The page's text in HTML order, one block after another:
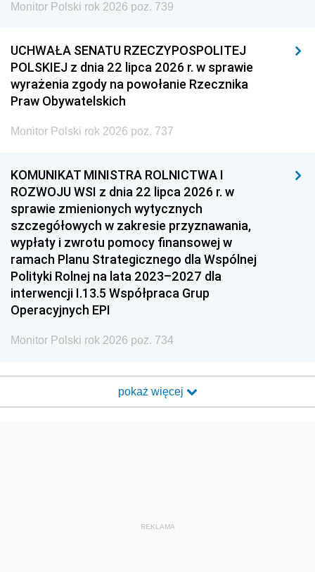
Monitor Polski rok 2026 poz. 739
UCHWAŁA SENATU RZECZYPOSPOLITEJ
POLSKIEJ z dnia 22 lipca 2026 r. w sprawie
wyrażenia zgody na powołanie Rzecznika
Praw Obywatelskich
Monitor Polski rok 2026 poz. 737
KOMUNIKAT MINISTRA ROLNICTWA I
ROZWOJU WSI z dnia 22 lipca 2026 r. w
sprawie zmienionych wytycznych
szczegółowych w zakresie przyznawania,
wypłaty i zwrotu pomocy finansowej w
ramach Planu Strategicznego dla Wspólnej
Polityki Rolnej na lata 2023–2027 dla
interwencji I.13.5 Współpraca Grup
Operacyjnych EPI
Monitor Polski rok 2026 poz. 734
pokaż więcej
REKLAMA